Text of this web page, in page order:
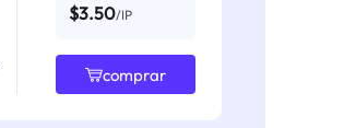
$3.50/IP
comprar